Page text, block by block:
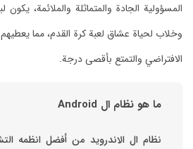
المسؤولية الجادة والمتماثلة والملائمة، يكون
وخلاب لحياة عشاق لعبة كرة القدم، مما
الافتراضي والتمتع بأقصى درجة.
ما هو نظام ال Android
نظام ال الاندرويد من أفضل انظمه